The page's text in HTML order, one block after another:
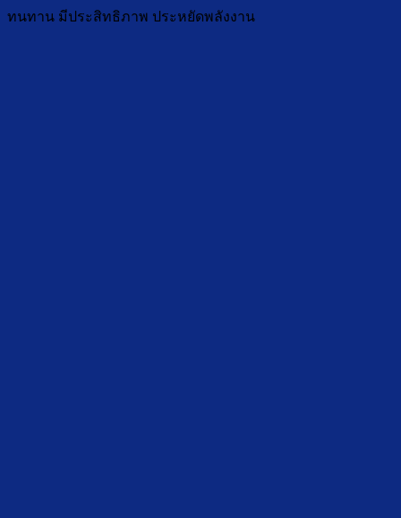
ทนทาน มีประสิทธิภาพ ประหยัดพลังงาน